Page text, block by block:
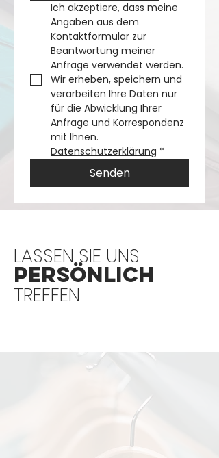
Ich akzeptiere, dass meine
Angaben aus dem
Kontaktformular zur
Beantwortung meiner
Anfrage verwendet werden.
Wir erheben, speichern und
verarbeiten Ihre Daten nur
für die Abwicklung Ihrer
Anfrage und Korrespondenz
Datenschutzerklärung *
Senden
LASSEN SIE UNS
PERSÖNLICH
TREFFEN